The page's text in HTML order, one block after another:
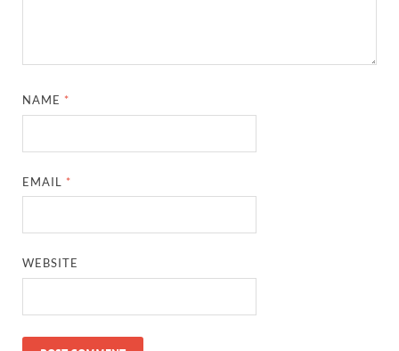
NAME *
EMAIL *
WEBSITE